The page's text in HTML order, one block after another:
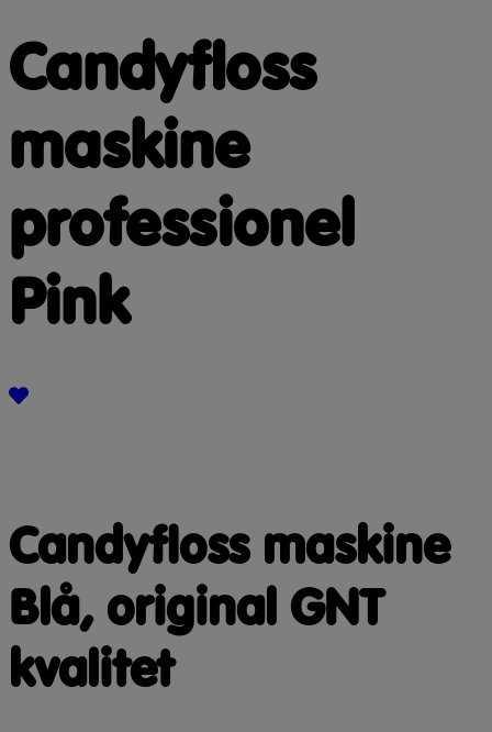
Candyfloss
maskine
professionel
Pink
Candyfloss maskine
Blå, original GNT
kvalitet